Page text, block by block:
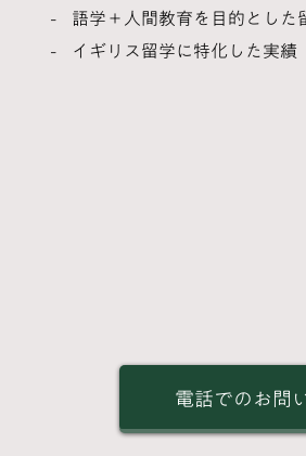
語学＋人間教育を目的とした
イギリス留学に特化した実績
電話でのお問